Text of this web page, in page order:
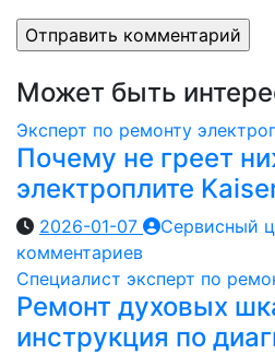
Может быть
Эксперт по ремонту
Почему не греет
электроплите
2026-01-07 Сервисный
комментариев
Специалист эксперт по
Ремонт духовых
инструкция по